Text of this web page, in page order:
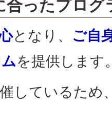
合ったプログ
となり、 ご自
を提供します
しているため